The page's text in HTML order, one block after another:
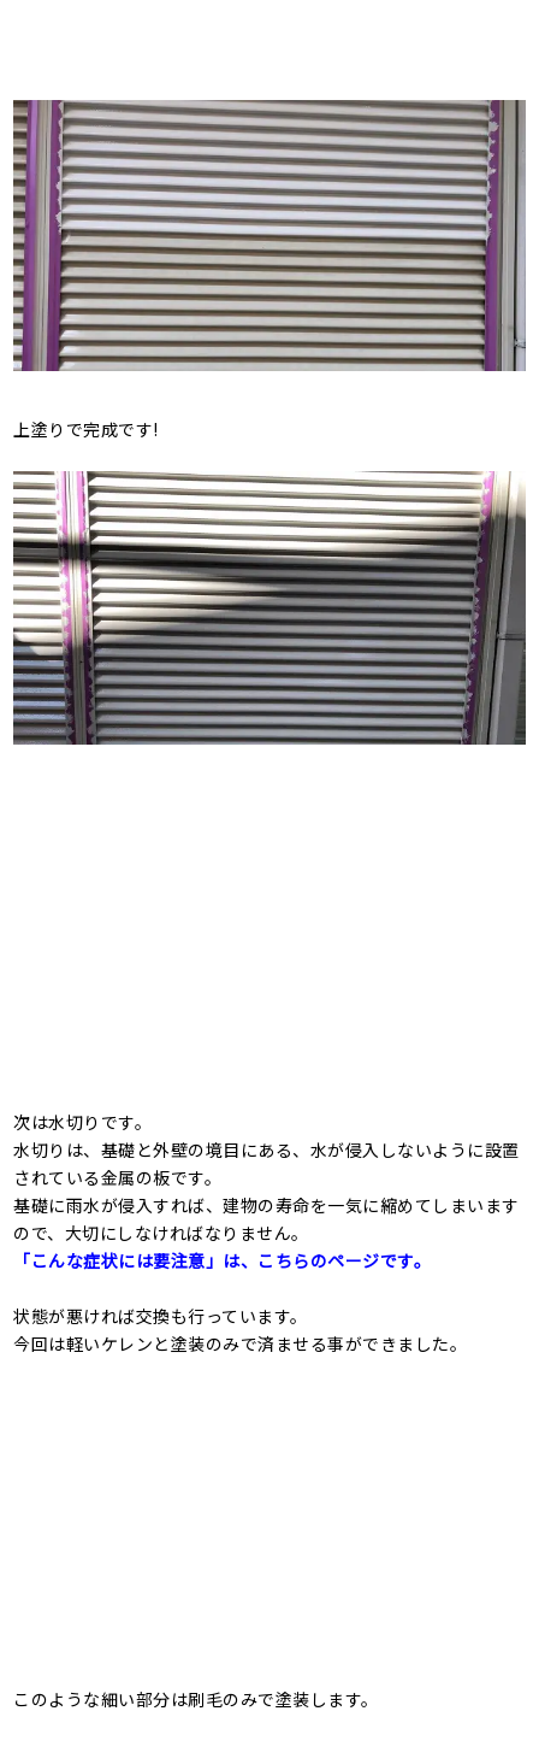
上塗りで完成です!
次は水切りです。
水切りは、基礎と外壁の境目にある、水が侵入しないように設置
されている金属の板です。
基礎に雨水が侵入すれば、建物の寿命を一気に縮めてしまいます
ので、大切にしなければなりません。
「こんな症状には要注意」は、こちらのページです。
状態が悪ければ交換も行っています。
今回は軽いケレンと塗装のみで済ませる事ができました。
このような細い部分は刷毛のみで塗装します。